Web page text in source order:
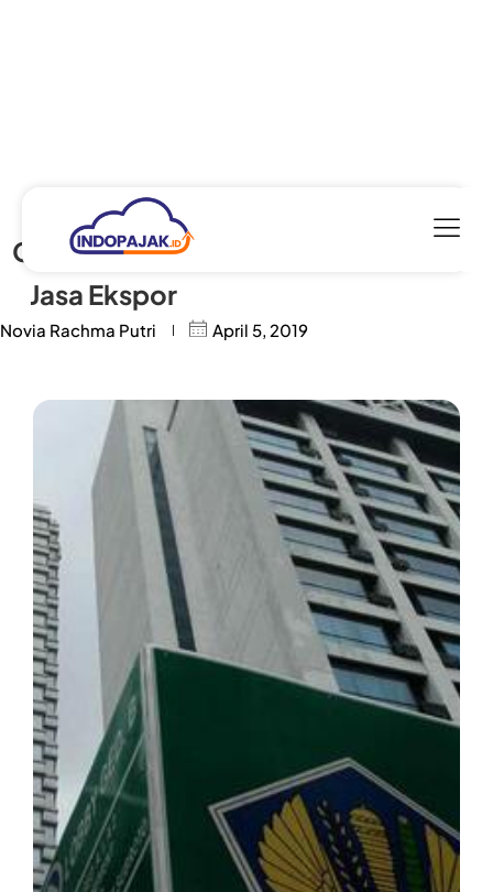
Pemerintah
Gratiskan PPN
Jasa Ekspor
Novia Rachma Putri April 5, 2019